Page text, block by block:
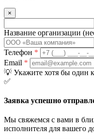
×
Название организации
Телефон *
Email *
💡 Укажите хотя бы один
✅
Заявка успешно
Мы свяжемся с вами в
исполнителя для вашего